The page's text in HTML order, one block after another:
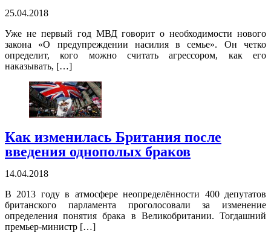
25.04.2018
Уже не первый год МВД говорит о необходимости нового
закона «О предупреждении насилия в семье». Он четко
определит, кого можно считать агрессором, как его
наказывать, […]
Как изменилась Британия после
введения однополых браков
14.04.2018
В 2013 году в атмосфере неопределённости 400 депутатов
британского парламента проголосовали за изменение
определения понятия брака в Великобритании. Тогдашний
премьер-министр […]